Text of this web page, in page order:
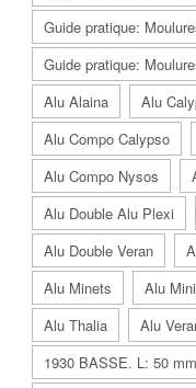
Guide pratique:
Guide pratique:
Alu Alaina
Alu
Alu Compo Calypso
Alu Compo Nysos
Alu Double Alu Plexi
Alu Double Veran
Alu Minets
Alu
Alu Thalia
Alu
1930 BASSE. L: 50